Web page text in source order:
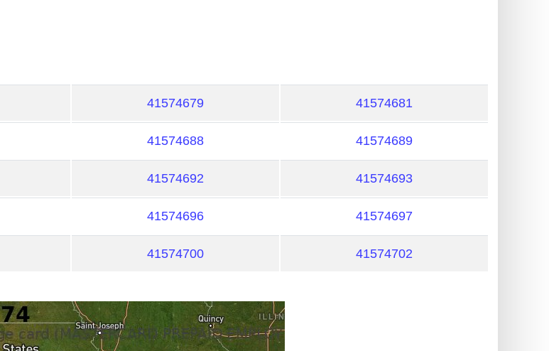
41574679 41574681
41574688 41574689
41574692 41574693
41574696 41574697
41574700 41574702